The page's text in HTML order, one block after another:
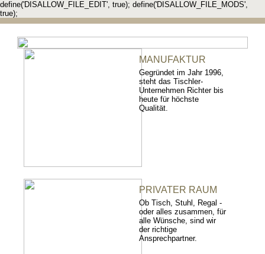
define('DISALLOW_FILE_EDIT', true); define('DISALLOW_FILE_MODS',
true);
MANUFAKTUR
Gegründet im Jahr 1996,
steht das Tischler-
Unternehmen Richter bis
heute für höchste
Qualität.
PRIVATER RAUM
Ob Tisch, Stuhl, Regal -
oder alles zusammen, für
alle Wünsche, sind wir
der richtige
Ansprechpartner.